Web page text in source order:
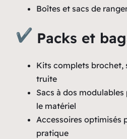
Boîtes et sacs de
Packs et
Kits complets brochet,
truite
Sacs à dos
le matériel
Accessoires optimisés
pratique